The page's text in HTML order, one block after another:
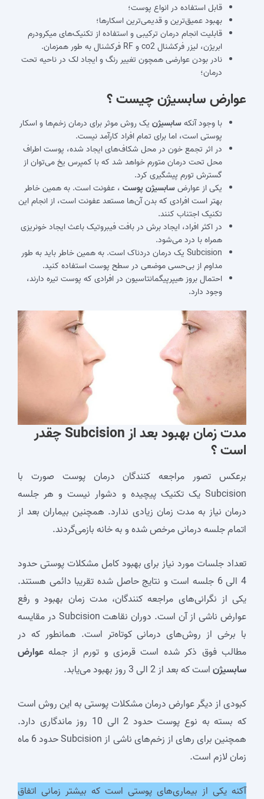
قابل استفاده در انواع پوست؛
بهبود عمیق‌ترین و قدیمی‌ترین اسکارها؛
قابلیت انجام درمان ترکیبی و استفاده از تکنیک‌های میکرودرم
ابریژن، لیزر فرکشنال co2 و RF فرکشنال به طور همزمان.
نادر بودن عوارضی همچون تغییر رنگ و ایجاد لک در ناحیه تحت
درمان؛
عوارضسابسیژن چیست؟
با وجود آنکهسابسیژن یک روش موثر برای درمان زخم‌ها و اسکار
پوستی است، اما برای تمام افراد کارآمد نیست.
در اثر تجمع خون در محل شکاف‌های ایجاد شده، پوست اطراف
محل تحت درمان متورم خواهد شد که با کمپرس یخ می‌توان از
گسترش تورم پیشگیری کرد.
یکی از عوارضسابسیژن پوست ، عفونت است. به همین خاطر
بهتر است افرادی که بدن آن‌ها مستعد عفونت است، از انجام این
تکنیک اجتناب کنند.
در اکثر افراد، ایجاد برش در بافت فیبروتیک باعث ایجاد خونریزی
همراه با درد می‌شود.
Subcision یک درمان دردناک است. به همین خاطر باید به طور
مداوم از بی‌حسی موضعی در سطح پوست استفاده کنید.
احتمال بروز هیپرپیگمانتاسیون در افرادی که پوست تیره دارند،
وجود دارد.
مدت زمان بهبود بعد از Subcision چقدر
است ؟
برعکس تصور مراجعه کنندگان درمان پوست صورت با
Subcision یک تکنیک پیچیده و دشوار نیست و هر جلسه
درمان نیاز به مدت زمان زیادی ندارد. همچنین بیماران بعد از
اتمام جلسه درمانی مرخص شده و به خانه بازمی‌گردند.
تعداد جلسات مورد نیاز برای بهبود کامل مشکلات پوستی حدود
4الی6 جلسه است و نتایج حاصل شده تقریبا دائمی هستند.
یکی از نگرانی‌های مراجعه کنندگان، مدت زمان بهبود و رفع
عوارض ناشی از آن است. دوران نقاهت Subcision در مقایسه
با برخی از روش‌های درمانی کوتاه‌تر است. همانطور که در
مطالب فوق ذکر شده است قرمزی و تورم از جمله عوارض
سابسیژناست که بعد از2 الی3 روز بهبود می‌یابد.
کبودی از دیگر عوارض درمان مشکلات پوستی به این روش است
که بسته به نوع پوست حدود 2 الی 10 روز ماندگاری دارد.
همچنین برای رهای از زخم‌های ناشی از Subcision حدود
6ماه
زمان لازم است.
آکنه یکی از بیماری‌های پوستی است که بیشتر زمانی اتفاق